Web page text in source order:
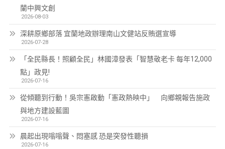
蘭中興文創
2026-08-03
深耕原鄉部落 宜蘭地政辦理南山文健站反賄選宣導
2026-07-28
「全民縣長！照顧全民」林國漳發表「智慧敬老卡 每年12,000
點」政見!
2026-07-16
從傾聽到行動！吳宗憲啟動「憲政熱映中」 向鄉親報告施政
與地方建設藍圖
2026-07-16
晨起出現嗡嗡聲、悶塞感 恐是突發性聽損
2026-07-16